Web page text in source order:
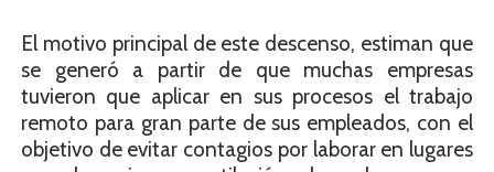
El motivo principal de este descenso, estiman que
se generó a partir de que muchas empresas
tuvieron que aplicar en sus procesos el trabajo
remoto para gran parte de sus empleados, con el
objetivo de evitar contagios por laborar en lugares